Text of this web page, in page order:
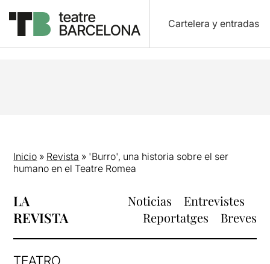
Cartelera y entradas
Inicio » Revista » 'Burro', una historia sobre el ser
humano en el Teatre Romea
LA
REVISTA
Noticias
Entrevistes
Reportatges
Breves
TEATRO